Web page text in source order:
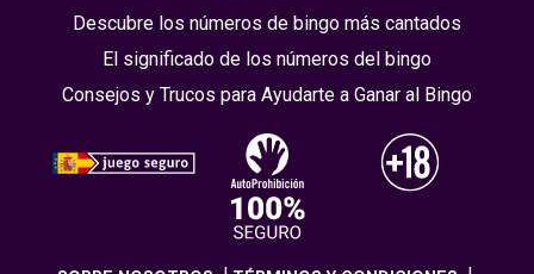
Descubre los números de bingo más cantados
El significado de los números del bingo
Consejos y Trucos para Ayudarte a Ganar al Bingo